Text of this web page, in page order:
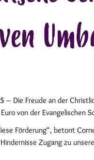
– Die Freude an der
von der Evangelischen
Förderung“, betont
Zugang zu